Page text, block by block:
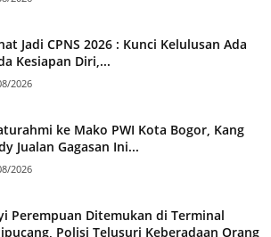
Jadi CPNS 2026 : Kunci Kelulusan Ada
Kesiapan Diri,...
2026
ke Mako PWI Kota Bogor, Kang
Jualan Gagasan Ini...
2026
Perempuan Ditemukan di Terminal
Polisi Telusuri Keberadaan Orang